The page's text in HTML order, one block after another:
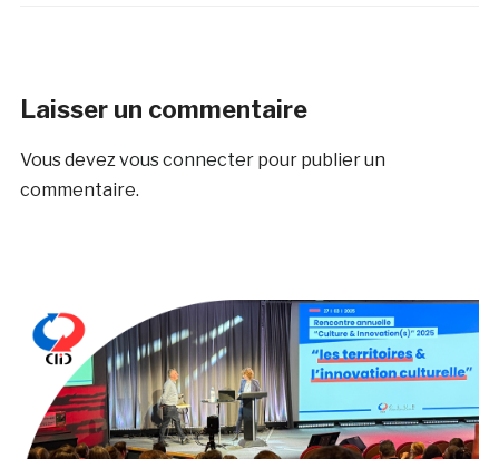
Laisser un commentaire
Vous devezvous connecterpour publier un
commentaire.